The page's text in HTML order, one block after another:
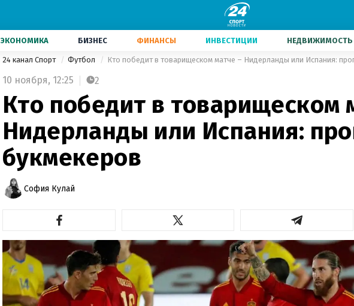
ЭКОНОМИКА БИЗНЕС ФИНАНСЫ ИНВЕСТИЦИИ НЕДВИЖИМОСТЬ
24 канал Спорт Футбол Кто победит в товарищеском матче – Нидерланды или Испания:
10 ноября, 12:25 2
Кто победит в товарищеском
Нидерланды или Испания:
букмекеров
София Кулай